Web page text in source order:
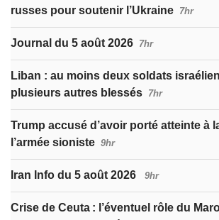
russes pour soutenir l’Ukraine 7hr
Journal du 5 août 2026 7hr
Liban : au moins deux soldats
plusieurs autres blessés 7hr
Trump accusé d’avoir porté atteinte à
l’armée sioniste 9hr
Iran Info du 5 août 2026 9hr
Crise de Ceuta : l’éventuel rôle du